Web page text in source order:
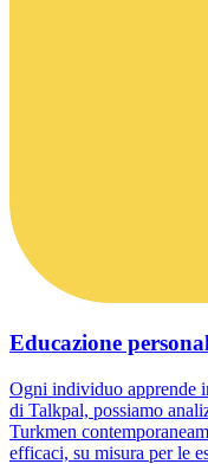
Educazione
Ogni individuo apprende
di Talkpal, possiamo
Turkmen
efficaci, su misura per le